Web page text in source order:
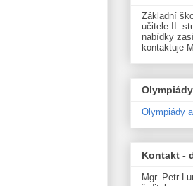
Základní
učitele II.
nabídky
kontaktuje
Olympiády
Kontakt -
Mgr. Petr